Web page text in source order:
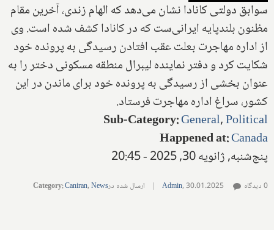
سوابق دولتی کانادا نشان می‌دهد که الهام زندی، آخرین مقام
مظنون بلندپایه ایرانی‌ست که در کانادا کشف شده است. وی
از اداره مهاجرت بعلت عقب افتادن رسیدگی به پرونده خود
شکایت کرد و دفتر نماینده لیبرال منطقه مسکونی دختر را به
عنوان بخشی از رسیدگی به پرونده خود برای ماندن در این
کشور، سراغ اداره مهاجرت فرستاد.
Sub-Category:General,Political
Happened at:Canada
پنج‌شنبه, ژانویه 30, 2025 - 20:45
Admin,30.01.2025
| ارسال شده در Category:Caniran,News 0 دیدگاه